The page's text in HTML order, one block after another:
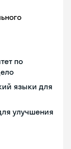
по
языки для
улучшения